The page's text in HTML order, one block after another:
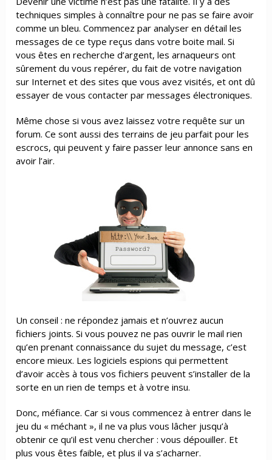
techniques simples à connaître pour ne pas se faire avoir
comme un bleu. Commencez par analyser en détail les
messages de ce type reçus dans votre boite mail. Si
vous êtes en recherche d’argent, les arnaqueurs ont
sûrement du vous repérer, du fait de votre navigation
sur Internet et des sites que vous avez visités, et ont dû
essayer de vous contacter par messages électroniques.
Même chose si vous avez laissez votre requête sur un
forum. Ce sont aussi des terrains de jeu parfait pour les
escrocs, qui peuvent y faire passer leur annonce sans en
avoir l’air.
Un conseil : ne répondez jamais et n’ouvrez aucun
fichiers joints. Si vous pouvez ne pas ouvrir le mail rien
qu’en prenant connaissance du sujet du message, c’est
encore mieux. Les logiciels espions qui permettent
d’avoir accès à tous vos fichiers peuvent s’installer de la
sorte en un rien de temps et à votre insu.
Donc, méfiance. Car si vous commencez à entrer dans le
jeu du « méchant », il ne va plus vous lâcher jusqu’à
obtenir ce qu’il est venu chercher : vous dépouiller. Et
plus vous êtes faible, et plus il va s’acharner.